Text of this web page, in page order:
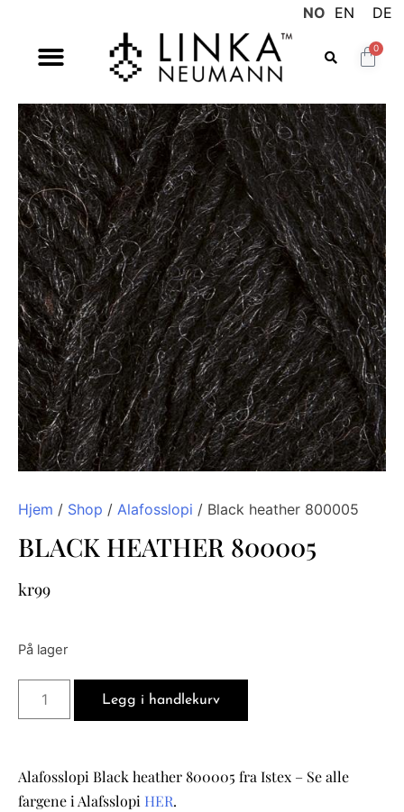
NO EN DE
0
Hjem / Shop / Alafosslopi / Black heather 800005
BLACK HEATHER 800005
kr99
På lager
Legg i handlekurv
Alafosslopi Black heather 800005 fra Istex – Se alle
fargene i Alafsslopi HER.